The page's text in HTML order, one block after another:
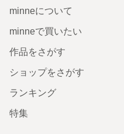
minneについて
minneで買いたい
作品をさがす
ショップをさがす
ランキング
特集